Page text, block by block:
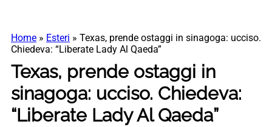
Home » Esteri » Texas, prende ostaggi in sinagoga: ucciso.
Chiedeva: “Liberate Lady Al Qaeda”
Texas, prende ostaggi in
sinagoga: ucciso. Chiedeva:
“Liberate Lady Al Qaeda”